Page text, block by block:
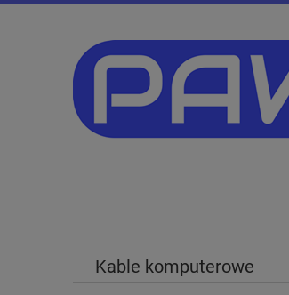
Kable komputerowe